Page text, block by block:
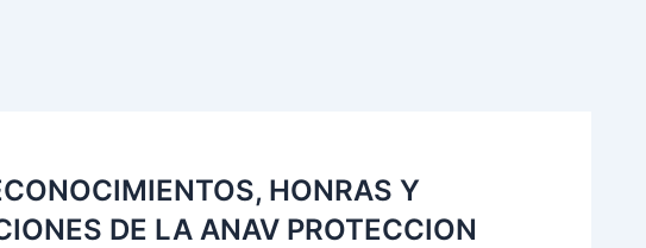
HONRAS Y
DE LA ANAV PROTECCION